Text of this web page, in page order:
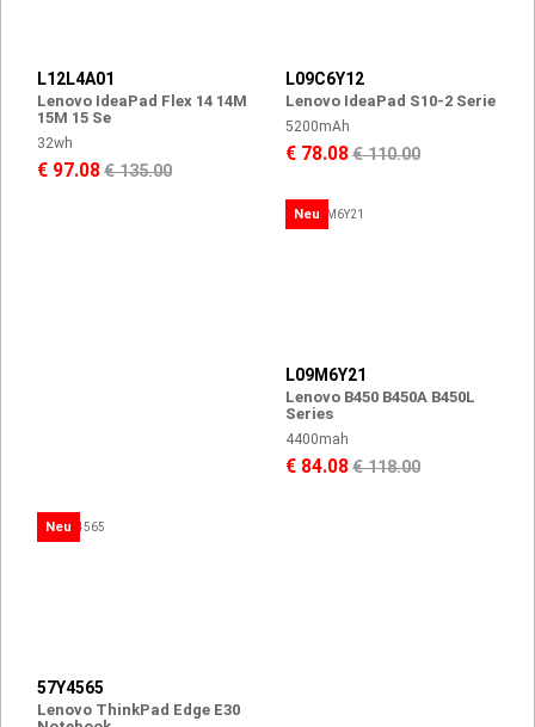
L12L4A01
Lenovo IdeaPad Flex 14 14M
15M 15 Se
32wh
€ 97.08€ 135.00
L09C6Y12
Lenovo IdeaPad S10-2 Serie
5200mAh
€ 78.08€ 110.00
Neu
L09M6Y21
Lenovo B450 B450A B450L
Series
4400mah
€ 84.08€ 118.00
Neu
57Y4565
Lenovo ThinkPad Edge E30